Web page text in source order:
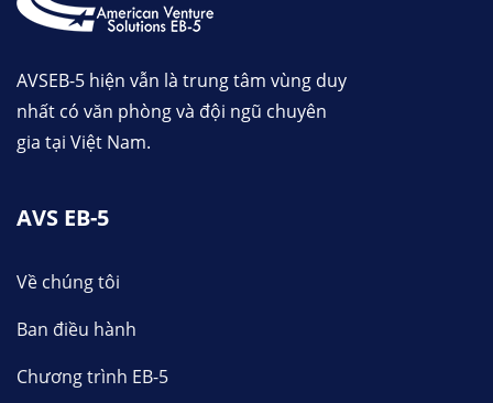
AVSEB-5 hiện vẫn là trung tâm vùng duy
nhất có văn phòng và đội ngũ chuyên
gia tại Việt Nam.
AVS EB-5
Về chúng tôi
Ban điều hành
Chương trình EB-5